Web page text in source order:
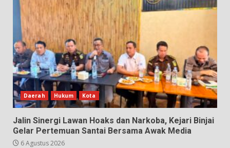
Daerah Hukum Kota
Jalin Sinergi Lawan Hoaks dan Narkoba, Kejari Binjai
Gelar Pertemuan Santai Bersama Awak Media
6 Agustus 2026